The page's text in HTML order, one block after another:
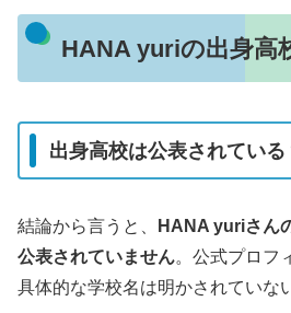
HANA yuriの出身高
出身高校は公表されている
結論から言うと、
HANA yuriさん
公表されていません。公式プロフ
具体的な学校名は明かされていな